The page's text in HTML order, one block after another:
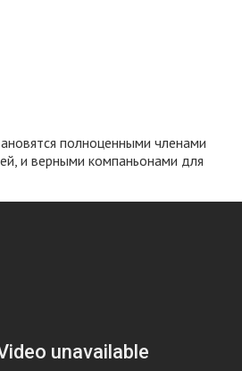
полноценными членами
и верными компаньонами для